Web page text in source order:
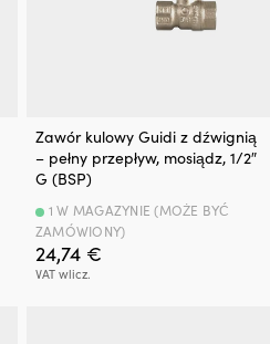
Zawór kulowy Guidi z dźwignią
– pełny przepływ, mosiądz, 1/2″
G (BSP)
24,74 €
VAT wlicz.
1 W MAGAZYNIE (MOŻE BYĆ
ZAMÓWIONY)